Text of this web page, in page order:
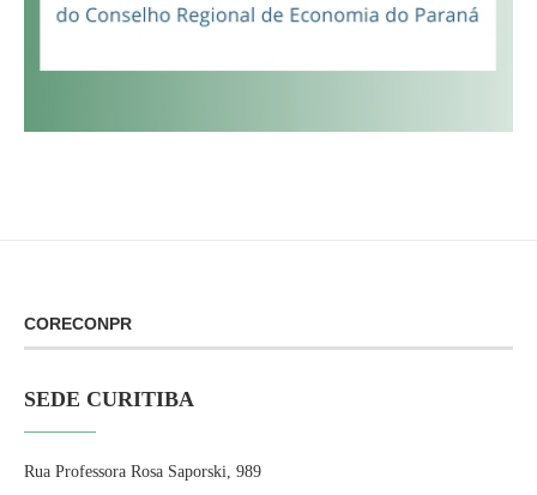
CORECONPR
SEDE CURITIBA
Rua Professora Rosa Saporski, 989